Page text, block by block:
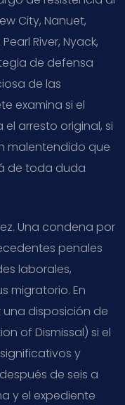
City, Nanuet,
River, Nyack,
de defensa
de las
examina si el
arresto original, si
malentendido que
de toda duda
Una condena por
penales
laborales,
migratorio. En
disposición de
of Dismissal) si el
y
de seis a
y el expediente